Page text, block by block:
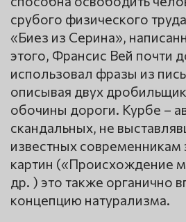
срубого физического
«Биез из Серина»,
этого, Франсис Вей почти
использовал фразы из
описывая двух
обочины дороги. Курбе –
скандальных, не
известных современникам
картин («Происхождение
др. ) это также органично
концепцию натурализма.